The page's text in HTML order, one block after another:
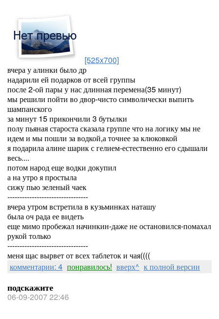
[525x700]
вчера у алинки было др
надарили ей подарков от всей группы
после 2-ой пары у нас длинная перемена(35 минут)
мы решили пойти во двор-чисто символически выпить
шампанского
за минут 15 прикончили 3 бутылки
полу пьяная староста сказала группе что на логику мы не
идем и мы пошли за водкой,а точнее за клюковкой
я подарила алине шарик с гелием-естественно его сдышали
весь....
потом народ еще водки докупил
а на утро я простыла
сижу пью зеленый чаек
---------------------------------
вчера утром встретила в кузьминках наташу
была оч рада ее видеть
еще мимо пробежал начинкин-даже не остановился-помахал
рукой только
---------------------------------
меня щас вырвет от всех таблеток и чая((((
комментарии: 4 понравилось! вверх^ к полной версии
подскажите
06-09-2007 22:46